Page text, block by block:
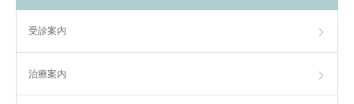
受診案内
治療案内